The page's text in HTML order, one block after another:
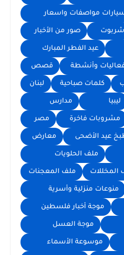
مواصفات واسعار
شربوت صور من الأخبار
عيد الفطر المبارك
وأنشطة قصص
كلمات صباحية لبنان
ليبيا مدارس
مشروبات فاخرة مصر
عيد الأضحى معارض
ملف الحلويات
المخللات ملف المعجنات
منوعات منزلية وأسرية
موجة أخبار فلسطين
موجة العسل
موسوعة الأسماء